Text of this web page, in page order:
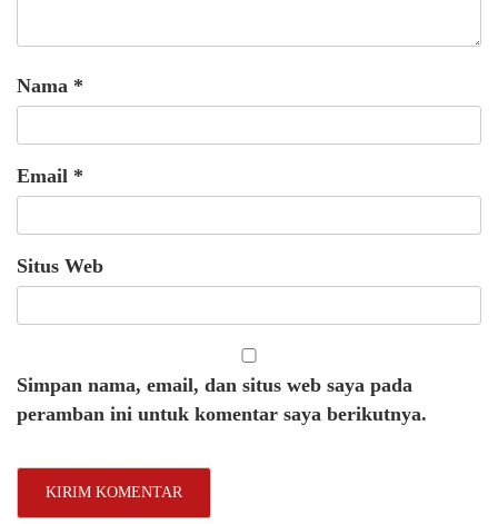
Nama *
Email *
Situs Web
Simpan nama, email, dan situs web saya pada
peramban ini untuk komentar saya berikutnya.